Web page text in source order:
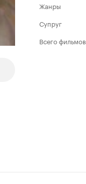
Жанры
Супруг
Всего фильмов